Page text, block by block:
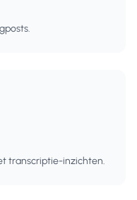
transcriptie-inzichten.